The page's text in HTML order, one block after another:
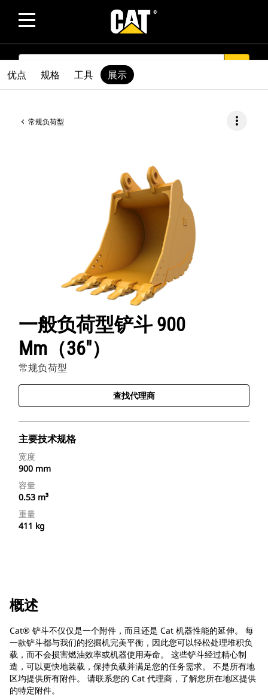
SEARCH
常规负荷型 more_vert
一般负荷型铲斗 900
Mm（36"）
常规负荷型
查找代理商
主要技术规格
宽度
900 mm
容量
0.53 m³
重量
411 kg
优点 规格 工具 展示
概述
Cat® 铲斗不仅仅是一个附件，而且还是 Cat 机器性能的延伸。 每
一款铲斗都与我们的挖掘机完美平衡，因此您可以轻松处理堆积负
载，而不会损害燃油效率或机器使用寿命。 这些铲斗经过精心制
造，可以更快地装载，保持负载并满足您的任务需求。 不是所有地
区均提供所有附件。 请联系您的 Cat 代理商，了解您所在地区提供
的特定附件。